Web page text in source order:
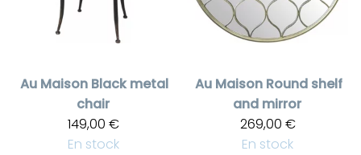
Au Maison Black metal
chair
149,00 €
En stock
Au Maison Round shelf
and mirror
269,00 €
En stock